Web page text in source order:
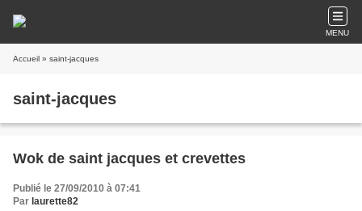
MENU
Accueil » saint-jacques
saint-jacques
Wok de saint jacques et crevettes
Publié le 27/09/2010 à 07:41
Par laurette82